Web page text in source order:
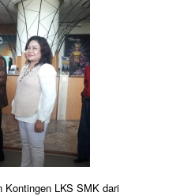
Kontingen LKS SMK dari